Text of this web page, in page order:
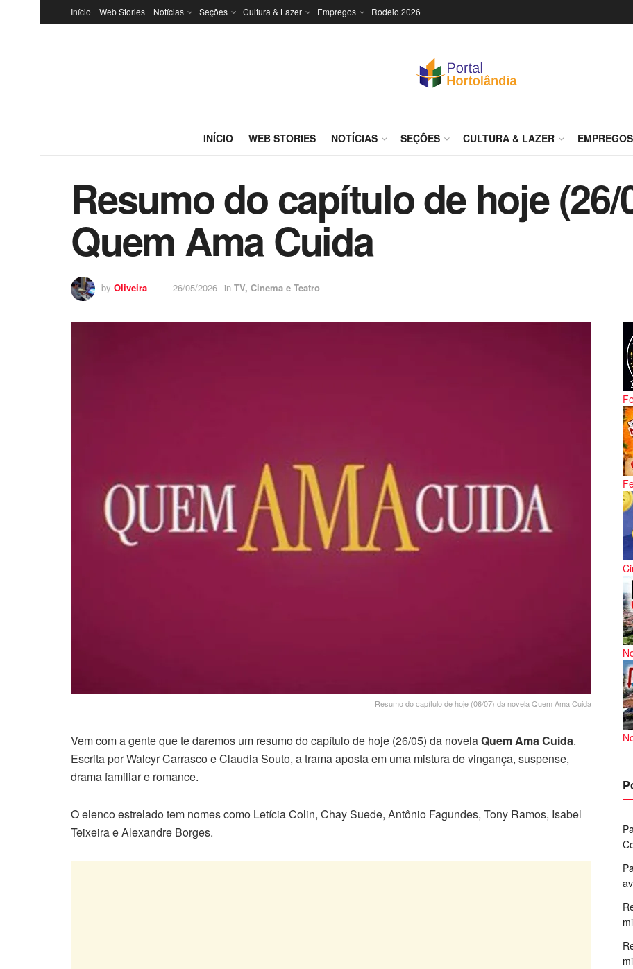
Início Web Stories Notícias Seções Cultura & Lazer Empregos Rodeio 2026
INÍCIO WEB STORIES NOTÍCIAS SEÇÕES CULTURA & LAZER EMPREGOS
Resumo do capítulo de hoje (26/
Quem Ama Cuida
by Oliveira 26/05/2026 in TV, Cinema e Teatro
Resumo do capítulo de hoje (06/07) da novela Quem Ama Cuida
Vem com a gente que te daremos um resumo do capítulo de hoje (26/05) da novelaQuem Ama Cuida.
Escrita por Walcyr Carrasco e Claudia Souto, a trama aposta em uma mistura de vingança, suspense,
drama familiar e romance.
O elenco estrelado tem nomes como Letícia Colin, Chay Suede, Antônio Fagundes, Tony Ramos, Isabel
Teixeira e Alexandre Borges.